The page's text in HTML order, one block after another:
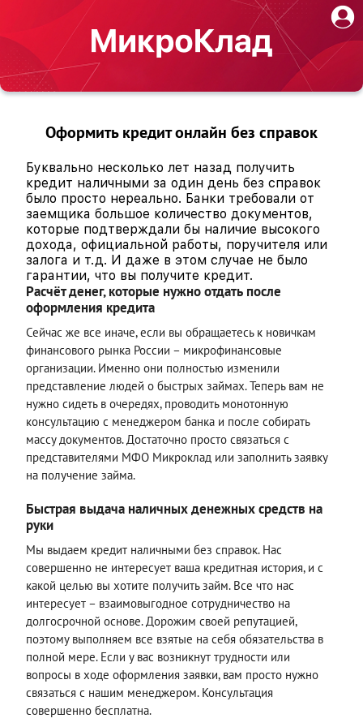
Оформить кредит онлайн без справок
Буквально несколько лет назад получить
кредит наличными за один день без справок
было просто нереально. Банки требовали от
заемщика большое количество документов,
которые подтверждали бы наличие высокого
дохода, официальной работы, поручителя или
залога и т.д. И даже в этом случае не было
гарантии, что вы получите кредит.
Расчёт денег, которые нужно отдать после
оформления кредита
Сейчас же все иначе, если вы обращаетесь к новичкам
финансового рынка России – микрофинансовые
организации. Именно они полностью изменили
представление людей о быстрых займах. Теперь вам не
нужно сидеть в очередях, проводить монотонную
консультацию с менеджером банка и после собирать
массу документов. Достаточно просто связаться с
представителями МФО Микроклад или заполнить заявку
на получение займа.
Быстрая выдача наличных денежных средств на
руки
Мы выдаем кредит наличными без справок. Нас
совершенно не интересует ваша кредитная история, и с
какой целью вы хотите получить займ. Все что нас
интересует – взаимовыгодное сотрудничество на
долгосрочной основе. Дорожим своей репутацией,
поэтому выполняем все взятые на себя обязательства в
полной мере. Если у вас возникнут трудности или
вопросы в ходе оформления заявки, вам просто нужно
связаться с нашим менеджером. Консультация
совершенно бесплатна.